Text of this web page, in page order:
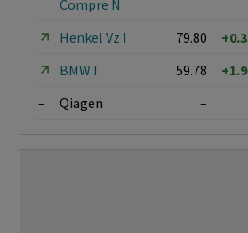
Compre N
Henkel Vz I 79.80
BMW I
59.78
–
Qiagen –